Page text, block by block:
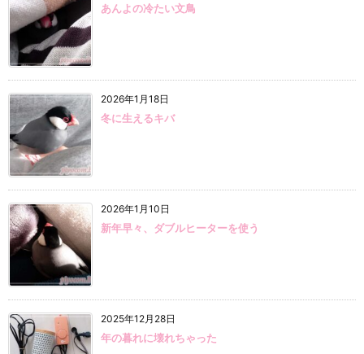
あんよの冷たい文鳥
2026年1月18日
冬に生えるキバ
2026年1月10日
新年早々、ダブルヒーターを使う
2025年12月28日
年の暮れに壊れちゃった